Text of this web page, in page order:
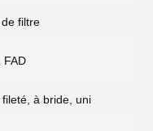
filtre
FAD
fileté, à bride, uni